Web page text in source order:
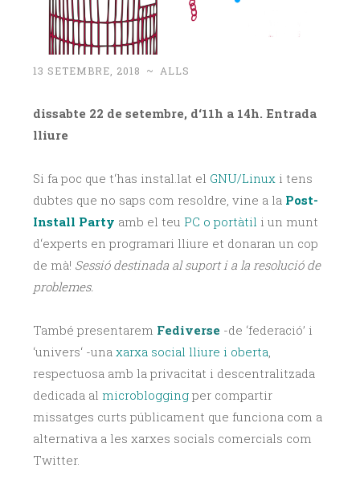
13 SETEMBRE, 2018 ~ ALLS
dissabte 22 de setembre, d‘11h a 14h. Entrada
lliure
Si fa poc que t‘has instal.lat el GNU/Linux i tens
dubtes que no saps com resoldre, vine a la Post-
Install Party amb el teu PC o portàtil i un munt
d‘experts en programari lliure et donaran un cop
de mà! Sessió destinada al suport i a la resolució de
problemes.
També presentarem Fediverse -de ‘federació’ i
‘univers‘ -una xarxa social lliure i oberta,
respectuosa amb la privacitat i descentralitzada
dedicada al microblogging per compartir
missatges curts públicament que funciona com a
alternativa a les xarxes socials comercials com
Twitter.